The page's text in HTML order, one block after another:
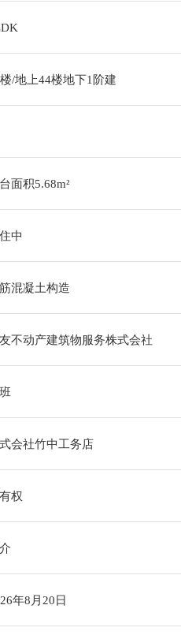
/地上44楼地下1阶建
面积5.68m²
中
混凝土构造
不动产建筑物服务株式会社
会社竹中工务店
权
年8月20日